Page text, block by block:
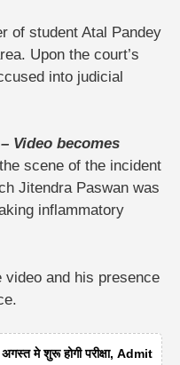
of student Atal Pandey
Upon the court’s
into judicial
Video becomes
scene of the incident
Jitendra Paswan was
inflammatory
video and his presence
मे शुरू होगी परीक्षा, Admit